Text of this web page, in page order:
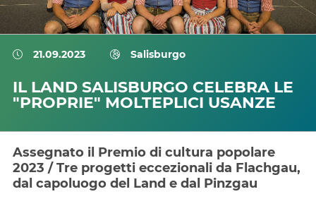
21.09.2023 Salisburgo
IL LAND SALISBURGO CELEBRA LE
"PROPRIE" MOLTEPLICI USANZE
Assegnato il Premio di cultura popolare
2023 / Tre progetti eccezionali da Flachgau,
dal capoluogo del Land e dal Pinzgau